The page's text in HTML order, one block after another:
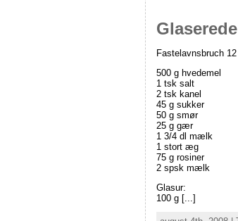
Fastelavnsbruch 12
500 g hvedemel
1 tsk salt
2 tsk kanel
45 g sukker
50 g smør
25 g gær
1 3/4 dl mælk
1 stort æg
75 g rosiner
2 spsk mælk
Glasur:
100 g [...]